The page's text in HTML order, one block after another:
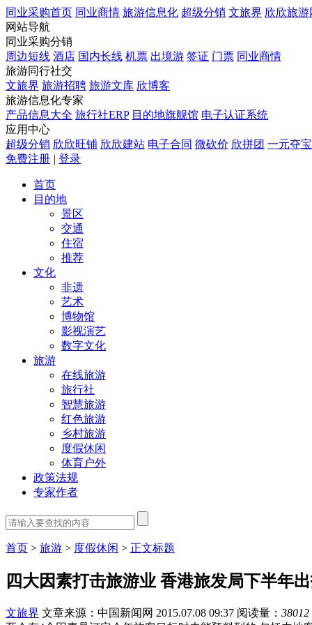
同业采购首页 同业商情 旅游信息化 超级分销 文旅界 欣欣旅游
网站导航
同业采购分销
周边短线 酒店 国内长线 机票 出境游 签证 门票 同业商情
旅游同行社交
文旅界 旅游招聘 旅游文库 欣博客
旅游信息化专家
产品信息大全 旅行社ERP 目的地旗舰馆 电子认证系统
应用中心
超级分销 欣欣旺铺 欣欣建站 电子合同 微砍价 欣拼团 一元夺宝
免费注册 | 登录
首页
目的地
景区
交通
住宿
推荐
文化
非遗
艺术
博物馆
影视演艺
数字文化
旅游
在线旅游
旅行社
智慧旅游
红色旅游
乡村旅游
度假休闲
体育户外
政策法规
专家作者
首页 > 旅游 > 度假休闲 > 正文标题
四大因素打击旅游业 香港旅发局下半年
文旅界 文章来源：中国新闻网 2015.07.08 09:37 阅读量： 38012